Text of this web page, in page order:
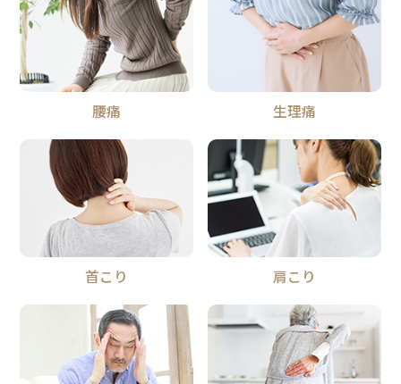
腰痛 生理痛
首こり 肩こり